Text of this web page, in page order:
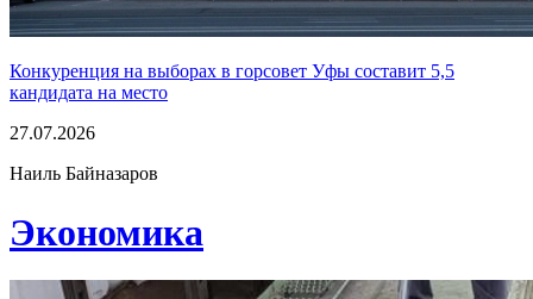
Конкуренция на выборах в горсовет Уфы составит 5,5
кандидата на место
27.07.2026
Наиль Байназаров
Экономика